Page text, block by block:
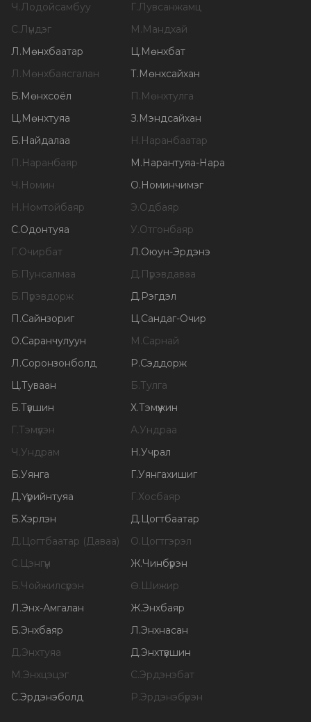
Ч.Лодойсамбуу Г.Лувсанжамц
С.Лүндэг М.Мандхай
Л.Мөнхбаатар Ц.Мөнхбат
Л.Мөнхбаясгалан Т.Мөнхсайхан
Б.Мөнхсоёл П.Мөнхтулга
Ц.Мөнхтуяа З.Мэндсайхан
Б.Найдалаа Н.Наранбаатар
П.Наранбаяр М.Нарантуяа-Нара
Ч.Номин О.Номинчимэг
Н.Номтойбаяр Э.Одбаяр
С.Одонтуяа У.Отгонбаяр
Г.Очирбат Л.Оюун-Эрдэнэ
Б.Пунсалмаа Д.Пүрэвдаваа
Б.Пүрэвдорж Д.Рэгдэл
П.Сайнзориг Ц.Сандаг-Очир
О.Саранчулуун М.Сарнай
Л.Соронзонболд Р.Сэддорж
Ц.Туваан Б.Тулга
Б.Түвшин Х.Тэмүүжин
Г.Тэмүүлэн А.Ундраа
Ч.Ундрам Н.Учрал
Б.Уянга Г.Уянгахишиг
Д.Үүрийнтуяа Г.Хосбаяр
Б.Хэрлэн Д.Цогтбаатар
Д.Цогтбаатар (Даваа) О.Цогтгэрэл
С.Цэнгүүн Ж.Чинбүрэн
Б.Чойжилсүрэн Ө.Шижир
Л.Энх-Амгалан Ж.Энхбаяр
Б.Энхбаяр Л.Энхнасан
Д.Энхтуяа Д.Энхтүвшин
М.Энхцэцэг С.Эрдэнэбат
С.Эрдэнэболд Р.Эрдэнэбүрэн